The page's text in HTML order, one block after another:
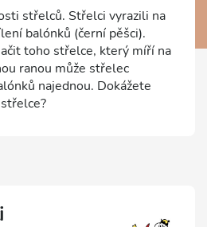
střelců. Střelci vyrazili na
balónků (černí pěšci).
toho střelce, který míří na
ranou může střelec
najednou. Dokážete